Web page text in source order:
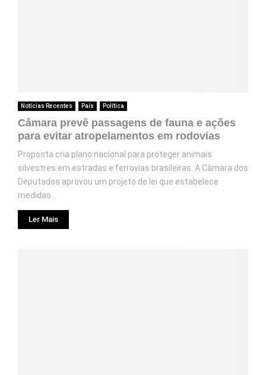
Notícias Recentes País Política
Câmara prevê passagens de fauna e ações
para evitar atropelamentos em rodovias
Proposta cria plano nacional para proteger animais
silvestres em estradas e ferrovias brasileiras. A Câmara dos
Deputados aprovou um projeto de lei que estabelece
medidas...
Ler Mais